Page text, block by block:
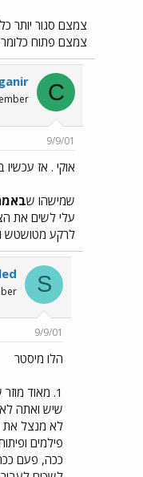
צמצם סגור יותר
צמצם פתוח
C
9/9/01
אוקי . אז
שמישהו ש
לרקע מטושטש
S
9/9/01
הלו מיסטר
1. מאוד
לא מנצל את
פילמים
ככה, פעם